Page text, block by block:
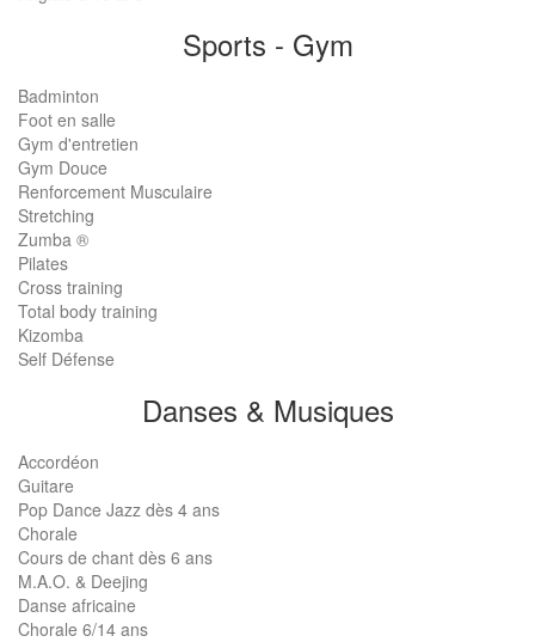
Sports - Gym
Badminton
Foot en salle
Gym d'entretien
Gym Douce
Renforcement Musculaire
Stretching
Zumba ®
Pilates
Cross training
Total body training
Kizomba
Self Défense
Danses & Musiques
Accordéon
Guitare
Pop Dance Jazz dès 4 ans
Chorale
Cours de chant dès 6 ans
M.A.O. & Deejing
Danse africaine
Chorale 6/14 ans